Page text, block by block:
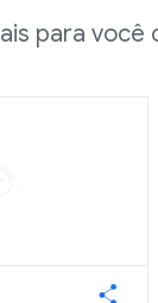
para você